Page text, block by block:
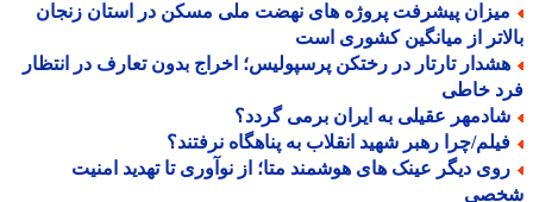
پیشرفت پروژه های نهضت ملی مسکن در استان زنجان
از میانگین کشوری است
تارتار در رختکن پرسپولیس؛ اخراج بدون تعارف در انتظار
خاطی
عقیلی به ایران برمی گردد؟
چرا رهبر شهید انقلاب به پناهگاه نرفتند؟
دیگر عینک های هوشمند متا؛ از نوآوری تا تهدید امنیت